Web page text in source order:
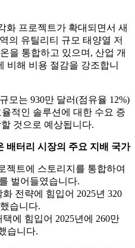
화 프로젝트가 확대되면서 새
의 유틸리티 규모 태양열 저
을 통합하고 있으며, 산업 개
비해 비용 절감을 강조합니
모는 930만 달러(점유율 12%)
적인 솔루션에 대한 수요 증
것으로 예상됩니다.
배터리 시장의 주요 지배 국가
젝트에 스토리지를 통합하여
벌어들였습니다.
전략에 힘입어 2025년 320
습니다.
에 힘입어 2025년에 260만
습니다.